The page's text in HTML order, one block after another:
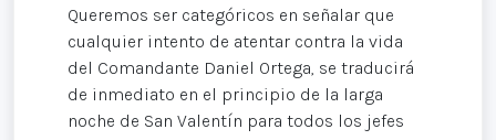
Queremos ser categóricos en señalar que
cualquier intento de atentar contra la vida
del Comandante Daniel Ortega, se traducirá
de inmediato en el principio de la larga
noche de San Valentín para todos los jefes